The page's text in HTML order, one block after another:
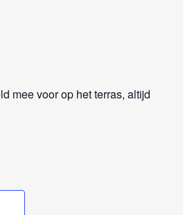
mee voor op het terras, altijd